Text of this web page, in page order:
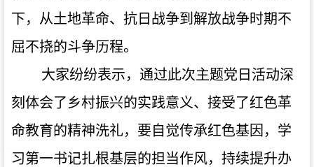
下，从土地革命、抗日战争到解放战争时期不
屈不挠的斗争历程。
大家纷纷表示，通过此次主题党日活动深
刻体会了乡村振兴的实践意义、接受了红色革
命教育的精神洗礼，要自觉传承红色基因，学
习第一书记扎根基层的担当作风，持续提升办